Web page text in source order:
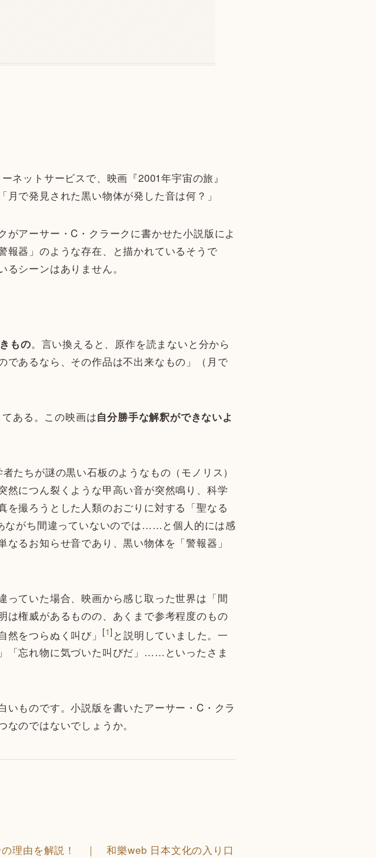
ットサービスで、映画『2001年宇宙の旅』
月で発見された黒い物体が発した音は何？」
アーサー・C・クラークに書かせた小説版によ
報器」のような存在、と描かれているそうで
シーンはありません。
もの。言い換えると、原作を読まないと分から
であるなら、その作品は不出来なもの」（月で
ある。この映画は自分勝手な解釈ができないよ
たちが謎の黒い石板のようなもの（モノリス）
然につん裂くような甲高い音が突然鳴り、科学
撮ろうとした人類のおごりに対する「聖なる
ながち間違っていないのでは……と個人的には感
るお知らせ音であり、黒い物体を「警報器」
ていた場合、映画から感じ取った世界は「間
は権威があるものの、あくまで参考程度のもの
をつらぬく叫び」
[1] と説明していました。一
「忘れ物に気づいた叫びだ」……といったさま
ものです。小説版を書いたアーサー・C・クラ
のではないでしょうか。
の理由を解説！ ｜ 和樂web 日本文化の入り口